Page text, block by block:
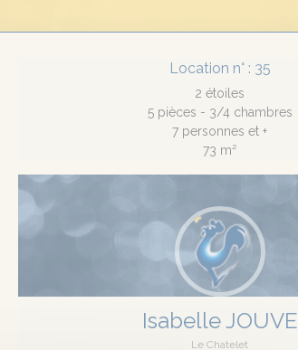
Location n° : 35
2 étoiles
5 pièces - 3/4 chambres
7 personnes et +
73 m²
Isabelle JOUVE
Le Chatelet